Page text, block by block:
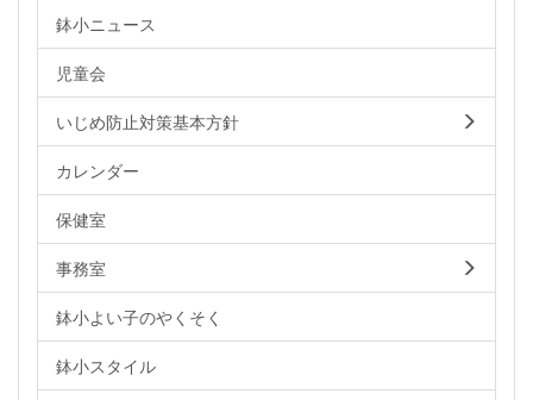
鉢小ニュース
児童会
いじめ防止対策基本方針
カレンダー
保健室
事務室
鉢小よい子のやくそく
鉢小スタイル